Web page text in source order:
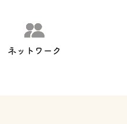
ネットワーク